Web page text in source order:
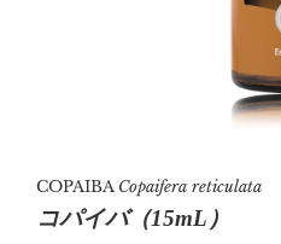
COPAIBA Copaifera reticulata
コパイバ（15mL）